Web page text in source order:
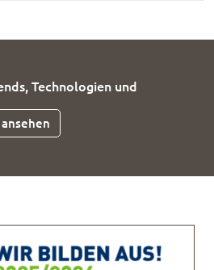
Technologien und